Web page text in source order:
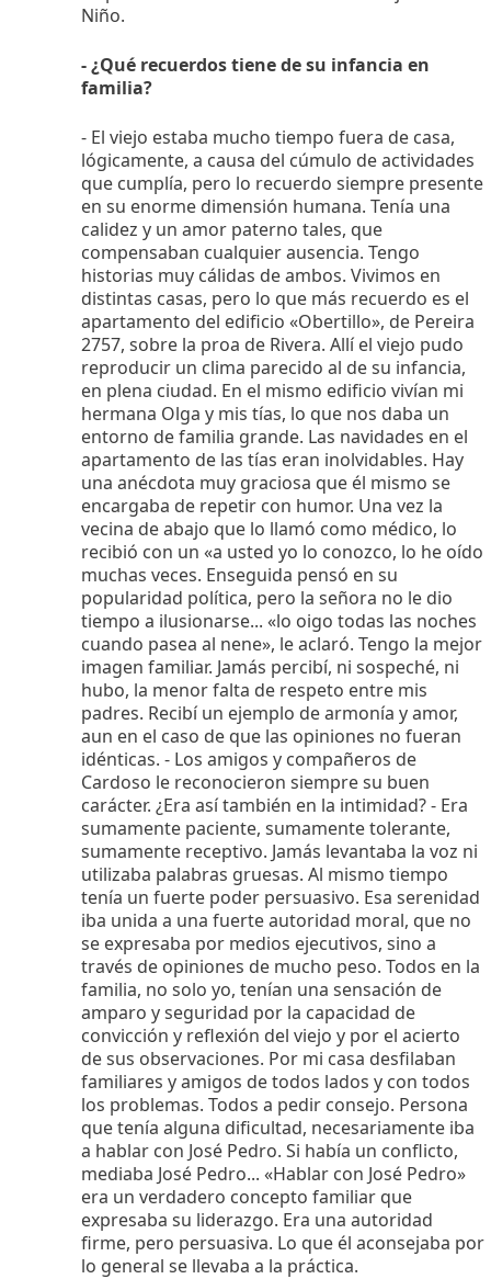
Niño.
- ¿Qué recuerdos tiene de su infancia en
familia?
- El viejo estaba mucho tiempo fuera de casa,
lógicamente, a causa del cúmulo de actividades
que cumplía, pero lo recuerdo siempre presente
en su enorme dimensión humana. Tenía una
calidez y un amor paterno tales, que
compensaban cualquier ausencia. Tengo
historias muy cálidas de ambos. Vivimos en
distintas casas, pero lo que más recuerdo es el
apartamento del edificio «Obertillo», de Pereira
2757, sobre la proa de Rivera. Allí el viejo pudo
reproducir un clima parecido al de su infancia,
en plena ciudad. En el mismo edificio vivían mi
hermana Olga y mis tías, lo que nos daba un
entorno de familia grande. Las navidades en el
apartamento de las tías eran inolvidables. Hay
una anécdota muy graciosa que él mismo se
encargaba de repetir con humor. Una vez la
vecina de abajo que lo llamó como médico, lo
recibió con un «a usted yo lo conozco, lo he oído
muchas veces. Enseguida pensó en su
popularidad política, pero la señora no le dio
tiempo a ilusionarse... «lo oigo todas las noches
cuando pasea al nene», le aclaró. Tengo la mejor
imagen familiar. Jamás percibí, ni sospeché, ni
hubo, la menor falta de respeto entre mis
padres. Recibí un ejemplo de armonía y amor,
aun en el caso de que las opiniones no fueran
idénticas. - Los amigos y compañeros de
Cardoso le reconocieron siempre su buen
carácter. ¿Era así también en la intimidad? - Era
sumamente paciente, sumamente tolerante,
sumamente receptivo. Jamás levantaba la voz ni
utilizaba palabras gruesas. Al mismo tiempo
tenía un fuerte poder persuasivo. Esa serenidad
iba unida a una fuerte autoridad moral, que no
se expresaba por medios ejecutivos, sino a
través de opiniones de mucho peso. Todos en la
familia, no solo yo, tenían una sensación de
amparo y seguridad por la capacidad de
convicción y reflexión del viejo y por el acierto
de sus observaciones. Por mi casa desfilaban
familiares y amigos de todos lados y con todos
los problemas. Todos a pedir consejo. Persona
que tenía alguna dificultad, necesariamente iba
a hablar con José Pedro. Si había un conflicto,
mediaba José Pedro... «Hablar con José Pedro»
era un verdadero concepto familiar que
expresaba su liderazgo. Era una autoridad
firme, pero persuasiva. Lo que él aconsejaba por
lo general se llevaba a la práctica.